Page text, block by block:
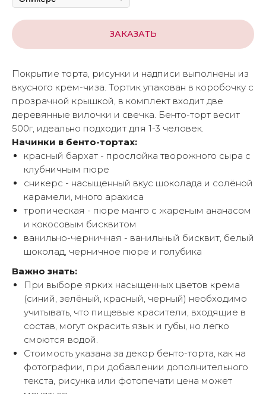
ЗАКАЗАТЬ
Покрытие торта, рисунки и надписи выполнены из
вкусного крем-чиза. Тортик упакован в коробочку с
прозрачной крышкой, в комплект входит две
деревянные вилочки и свечка. Бенто-торт весит
500г, идеально подходит для 1-3 человек.
Начинки в бенто-тортах:
красный бархат - прослойка творожного сыра с
клубничным пюре
сникерс - насыщенный вкус шоколада и солёной
карамели, много арахиса
тропическая - пюре манго с жареным ананасом
и кокосовым бисквитом
ванильно-черничная - ванильный бисквит, белый
шоколад, черничное пюре и голубика
Важно знать:
При выборе ярких насыщенных цветов крема
(синий, зелёный, красный, черный) необходимо
учитывать, что пищевые красители, входящие в
состав, могут окрасить язык и губы, но легко
смоются водой.
Стоимость указана за декор бенто-торта, как на
фотографии, при добавлении дополнительного
текста, рисунка или фотопечати цена может